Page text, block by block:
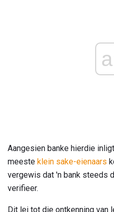
Aangesien banke hierdie
meeste klein sake-eienaars
vergewis dat 'n bank steeds
verifieer.
Dit lei tot die ontkenning van